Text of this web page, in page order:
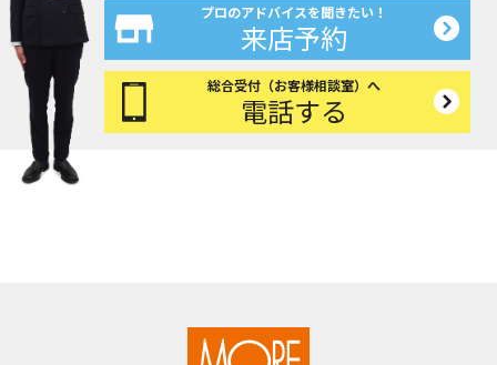
プロのアドバイスを聞きたい！
来店予約
総合受付（お客様相談室）へ
電話する